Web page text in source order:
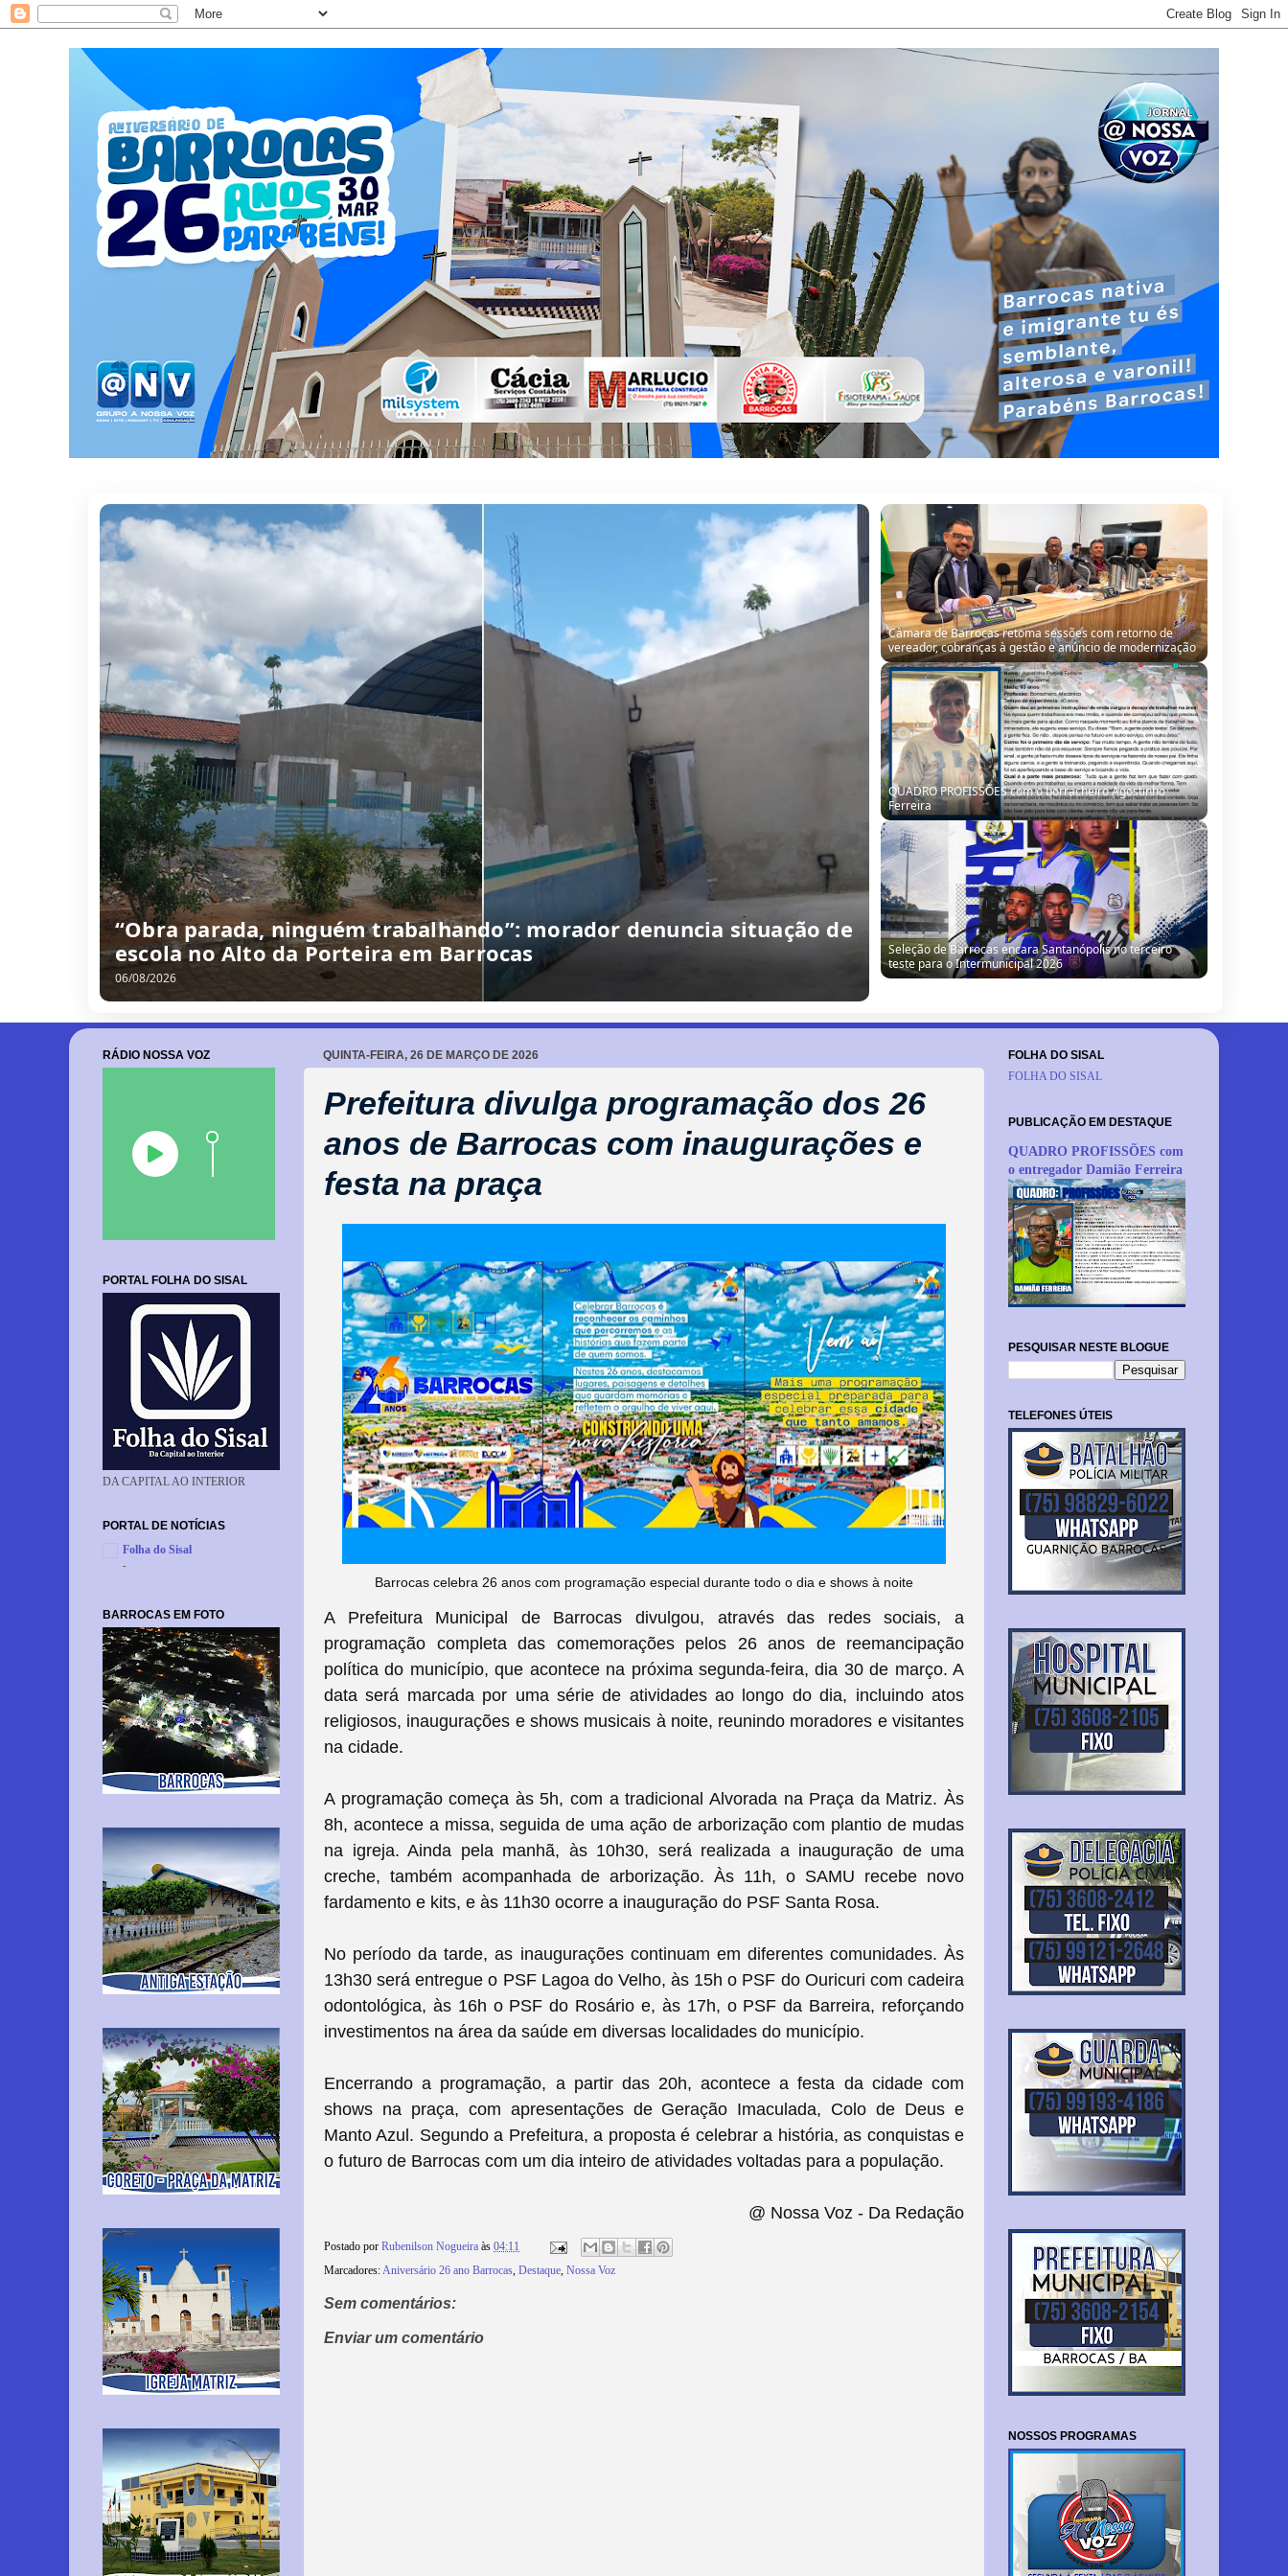
Câmara de Barrocas retoma sessões com retorno de vereador,
cobranças à gestão e anúncio de modernização
06/08/2026
QUADRO PROFISSÕES com o borracheiro Agostinho
Ferreira
Seleção de Barrocas encara Santanópolis no terceiro
teste para o Intermunicipal 2026
“Obra parada, ninguém trabalhando”: morador denuncia
situação de escola no Alto da Porteira em Barrocas
QUINTA-FEIRA, 26 DE MARÇO DE 2026
Prefeitura divulga programação dos 26
anos de Barrocas com inaugurações e
festa na praça
Barrocas celebra 26 anos com programação especial durante todo o dia e shows à noite
A Prefeitura Municipal de Barrocas divulgou, através das redes sociais, a
programação completa das comemorações pelos 26 anos de reemancipação
política do município, que acontece na próxima segunda-feira, dia 30 de março. A
data será marcada por uma série de atividades ao longo do dia, incluindo atos
religiosos, inaugurações e shows musicais à noite, reunindo moradores e visitantes
na cidade.
A programação começa às 5h, com a tradicional Alvorada na Praça da Matriz. Às
8h, acontece a missa, seguida de uma ação de arborização com plantio de mudas
na igreja. Ainda pela manhã, às 10h30, será realizada a inauguração de uma
creche, também acompanhada de arborização. Às 11h, o SAMU recebe novo
fardamento e kits, e às 11h30 ocorre a inauguração do PSF Santa Rosa.
No período da tarde, as inaugurações continuam em diferentes comunidades. Às
13h30 será entregue o PSF Lagoa do Velho, às 15h o PSF do Ouricuri com cadeira
odontológica, às 16h o PSF do Rosário e, às 17h, o PSF da Barreira, reforçando
investimentos na área da saúde em diversas localidades do município.
Encerrando a programação, a partir das 20h, acontece a festa da cidade com
shows na praça, com apresentações de Geração Imaculada, Colo de Deus e
Manto Azul. Segundo a Prefeitura, a proposta é celebrar a história, as conquistas e
o futuro de Barrocas com um dia inteiro de atividades voltadas para a população.
@ Nossa Voz - Da Redação
Postado por Rubenilson Nogueira às 04:11
Marcadores:Aniversário 26 ano Barrocas, Destaque, Nossa Voz
Sem comentários:
Enviar um comentário
RÁDIO NOSSA VOZ
PORTAL FOLHA DO SISAL
DA CAPITAL AO INTERIOR
PORTAL DE NOTÍCIAS
Folha do Sisal
-
BARROCAS EM FOTO
FOLHA DO SISAL
FOLHA DO SISAL
PUBLICAÇÃO EM DESTAQUE
QUADRO PROFISSÕES com
o entregador Damião Ferreira
PESQUISAR NESTE BLOGUE
TELEFONES ÚTEIS
NOSSOS PROGRAMAS